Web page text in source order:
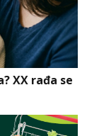
XX rađa se